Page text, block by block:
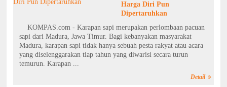
Harga Diri Pun
Dipertaruhkan
KOMPAS.com - Karapan sapi merupakan perlombaan pacuan
sapi dari Madura, Jawa Timur. Bagi kebanyakan masyarakat
Madura, karapan sapi tidak hanya sebuah pesta rakyat atau acara
yang diselenggarakan tiap tahun yang diwarisi secara turun
temurun. Karapan ...
Detail